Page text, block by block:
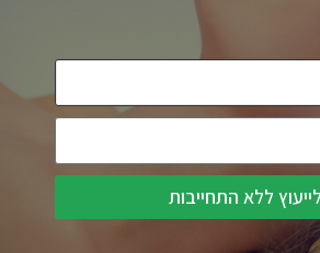
לייעוץ ללא התחייבות